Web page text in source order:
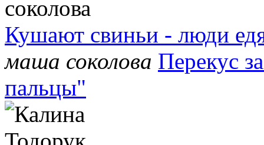
Кушают свиньи - люди
маша соколова Перекус
пальцы"